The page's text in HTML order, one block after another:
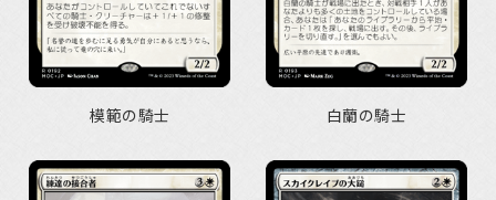
模範の騎士 白蘭の騎士